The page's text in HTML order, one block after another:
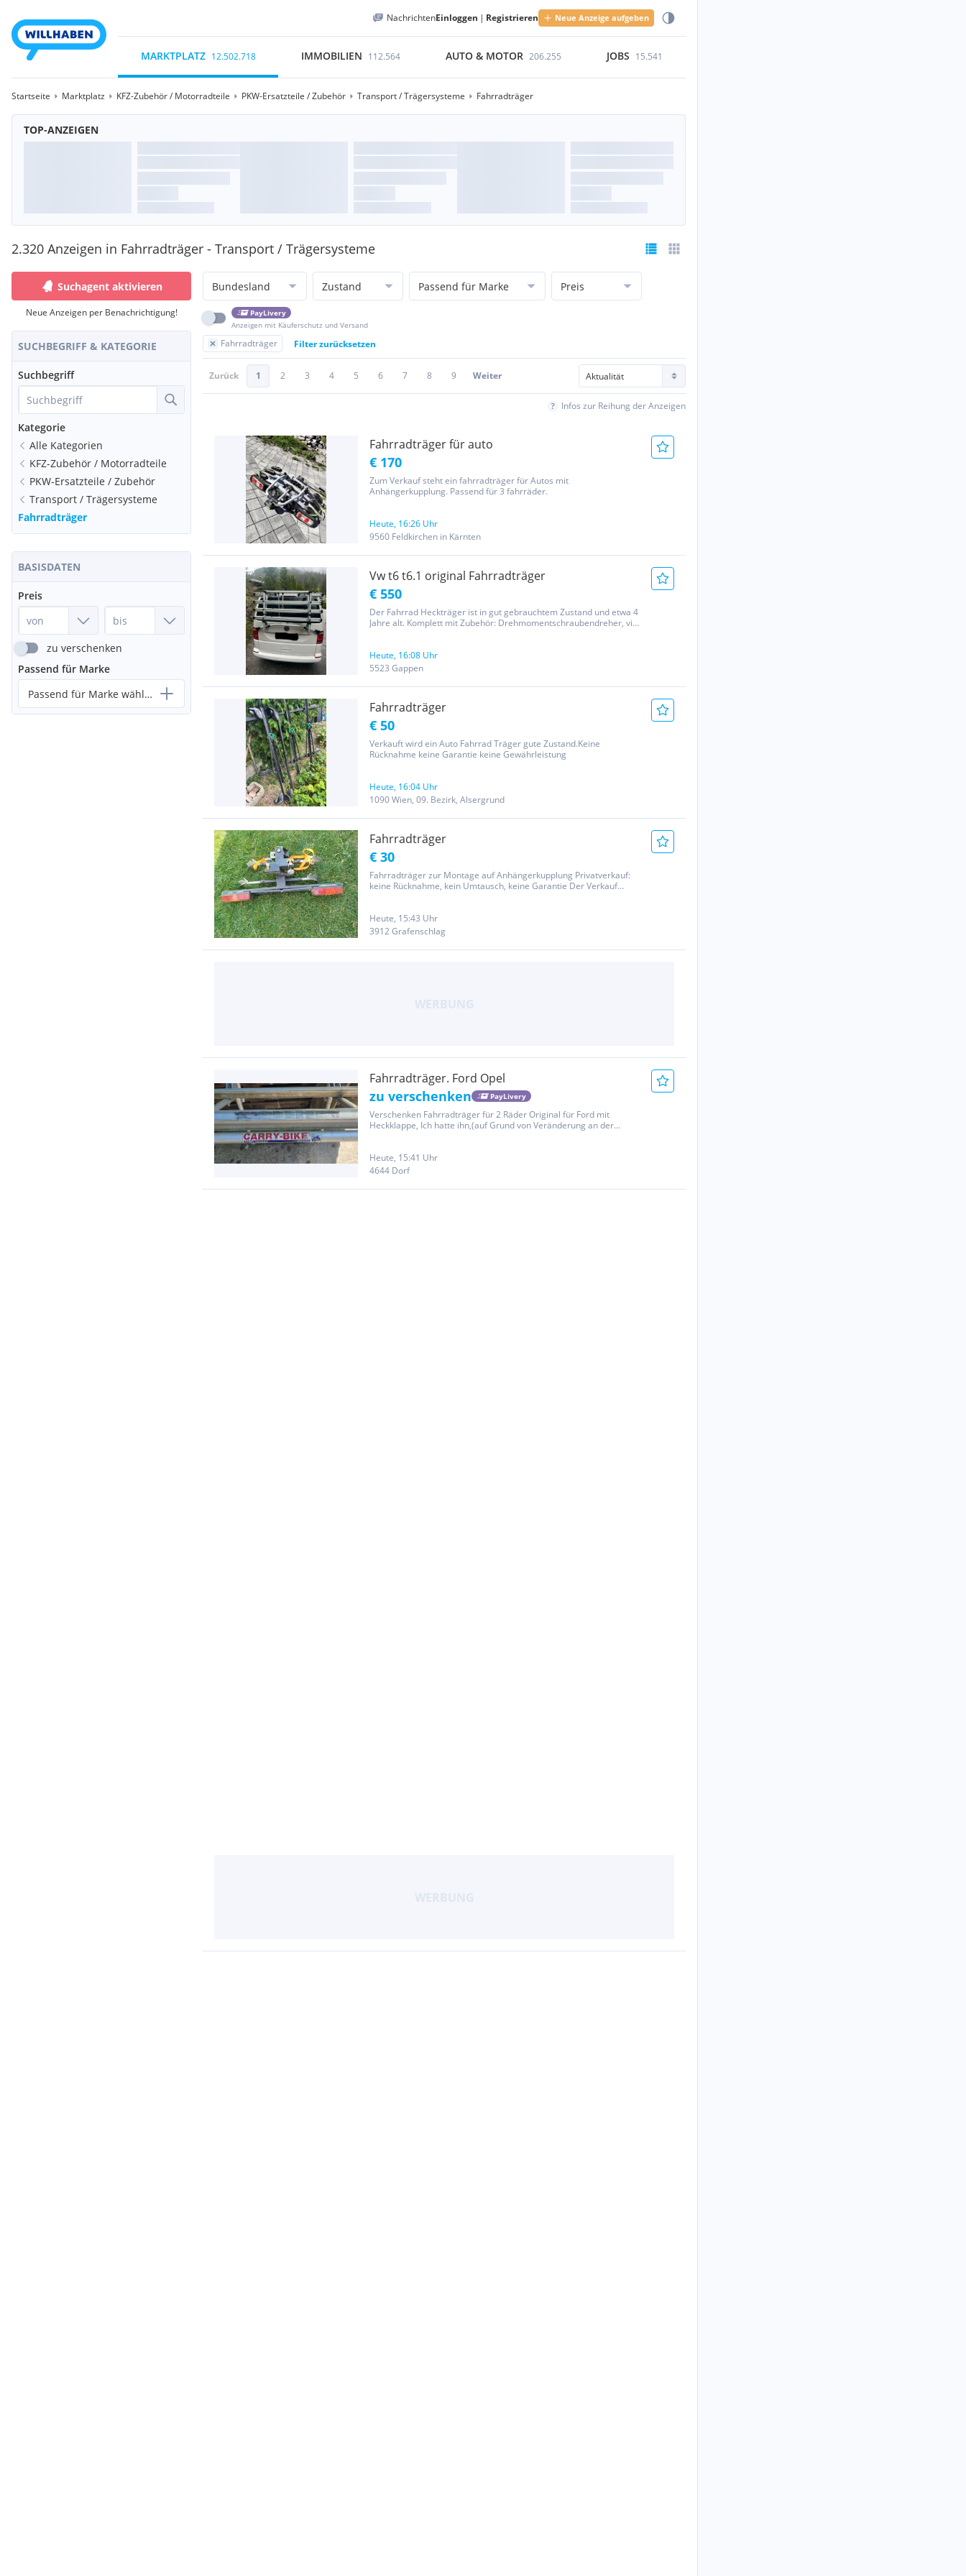
NachrichtenEinloggen | Registrieren Neue Anzeige aufgeben
MARKTPLATZ 12.502.718 IMMOBILIEN 112.564 AUTO & MOTOR 206.255 JOBS 15.541
Startseite Marktplatz KFZ-Zubehör / Motorradteile PKW-Ersatzteile / Zubehör Transport / Trägersysteme Fahrradträger
TOP-ANZEIGEN
2.320 Anzeigen in Fahrradträger - Transport / Trägersysteme
Suchagent aktivieren
Neue Anzeigen per Benachrichtigung!
SUCHBEGRIFF & KATEGORIE
Suchbegriff
Kategorie
Alle Kategorien
KFZ-Zubehör / Motorradteile
PKW-Ersatzteile / Zubehör
Transport / Trägersysteme
Fahrradträger
BASISDATEN
Preis
zu verschenken
Passend für Marke
Passend für Marke wählen...
Bundesland Zustand Passend für Marke Preis
PayLivery
Anzeigen mit Käuferschutz und Versand
Fahrradträger Filter zurücksetzen
Zurück 1 2 3 4 5 6 7 8 9 Weiter
Infos zur Reihung der Anzeigen
Fahrradträger für auto
€ 170
Zum Verkauf steht ein fahrradträger für Autos mit
Anhängerkupplung. Passend für 3 fahrräder.
Heute, 16:26 Uhr
9560 Feldkirchen in Kärnten
Vw t6 t6.1 original Fahrradträger
€ 550
Der Fahrrad Heckträger ist in gut gebrauchtem Zustand und etwa 4
Jahre alt. Komplett mit Zubehör: Drehmomentschraubendreher, vier
zu...
Heute, 16:08 Uhr
5523 Gappen
Fahrradträger
€ 50
Verkauft wird ein Auto Fahrrad Träger gute Zustand.Keine
Rücknahme keine Garantie keine Gewährleistung
Heute, 16:04 Uhr
1090 Wien, 09. Bezirk, Alsergrund
Fahrradträger
€ 30
Fahrradträger zur Montage auf Anhängerkupplung Privatverkauf:
keine Rücknahme, kein Umtausch, keine Garantie Der Verkauf
Heute, 15:43 Uhr
3912 Grafenschlag
Fahrradträger. Ford Opel
zu verschenken PayLivery
Verschenken Fahrradträger für 2 Räder Original für Ford mit
Heckklappe, Ich hatte ihn,(auf Grund von Veränderung an der
Heute, 15:41 Uhr
4644 Dorf